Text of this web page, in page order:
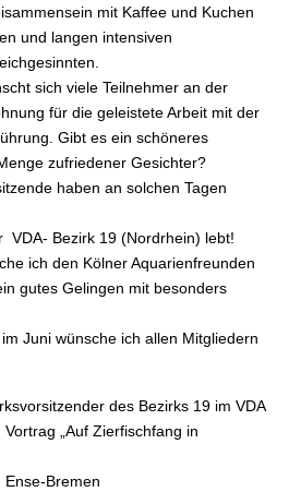
mit Kaffee und Kuchen
und langen intensiven
sich viele Teilnehmer an der
für die geleistete Arbeit mit der
Gibt es ein schöneres
zufriedener Gesichter?
haben an solchen Tagen
VDA- Bezirk 19 (Nordrhein) lebt!
ich den Kölner Aquarienfreunden
gutes Gelingen mit besonders
Juni wünsche ich allen Mitgliedern
des Bezirks 19 im VDA
Vortrag „Auf Zierfischfang in
Ense-Bremen